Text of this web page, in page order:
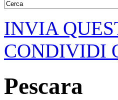
INVIA
CONDIVIDI
Pescara